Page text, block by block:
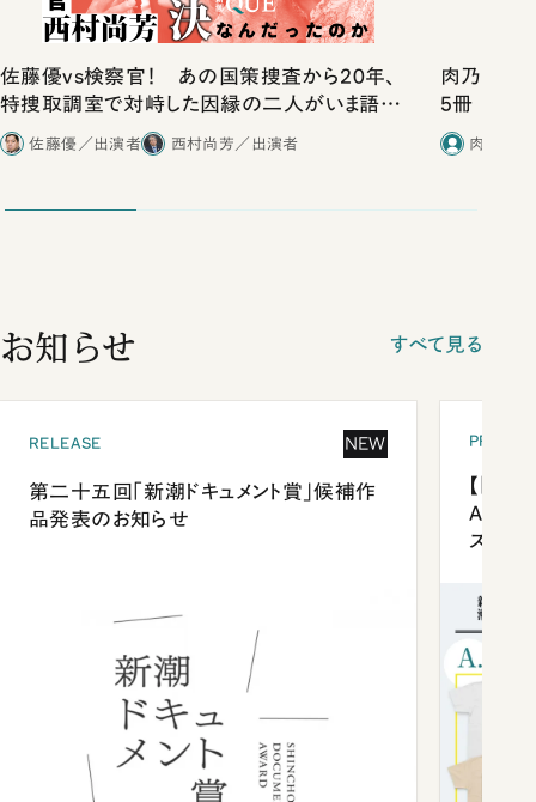
佐藤優vs検察官！ あの国策捜査から20年、
特捜取調室で対峙した因縁の二人がいま語り
合ったこと
佐藤優／出演者 西村尚芳／出演者
肉乃小路
5冊
肉乃小路
お知らせ すべて見る
RELEASE NEW
第二十五回「新潮ドキュメント賞」候補作
品発表のお知らせ
【「新
ズプレ